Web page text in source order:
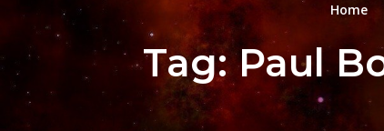
Home
Tag:Paul